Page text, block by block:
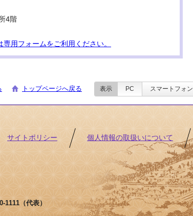
4階
用フォームをご利用ください。
トップページへ戻る 表示 PC スマートフォン
サイトポリシー 個人情報の取扱いについて
1111（代表）